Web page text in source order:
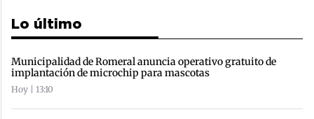
Lo último
Municipalidad de Romeral anuncia operativo gratuito de
implantación de microchip para mascotas
Hoy | 13:10